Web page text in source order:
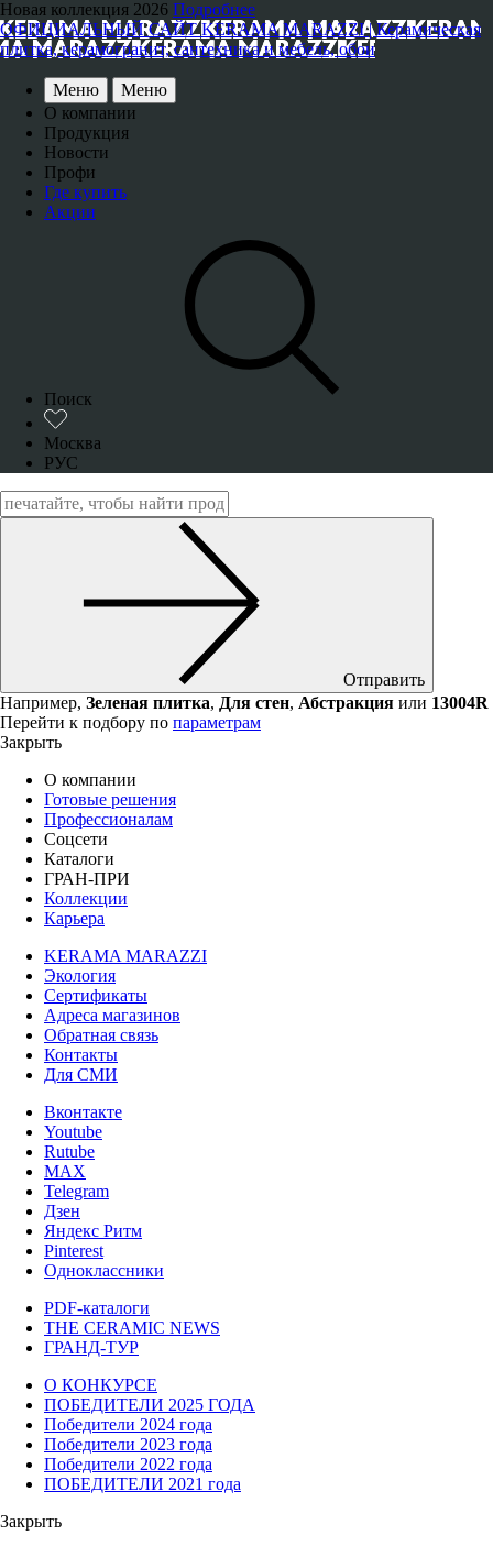
Новая коллекция 2026 Подробнее
ОФИЦИАЛЬНЫЙ САЙТ KERAMA MARAZZI | Керамическая
плитка, керамогранит, сантехника и мебель, обои
Меню
Меню
О компании
Продукция
Новости
Профи
Где купить
Акции
Поиск
Москва
РУС
Отправить
Например, Зеленая плитка, Для стен, Абстракция или 13004R
Перейти к подбору по параметрам
Закрыть
О компании
Готовые решения
Профессионалам
Соцсети
Каталоги
ГРАН-ПРИ
Коллекции
Карьера
KERAMA MARAZZI
Экология
Сертификаты
Адреса магазинов
Обратная связь
Контакты
Для СМИ
Вконтакте
Youtube
Rutube
MAX
Telegram
Дзен
Яндекс Ритм
Pinterest
Одноклассники
PDF-каталоги
THE CERAMIC NEWS
ГРАНД-ТУР
О КОНКУРСЕ
ПОБЕДИТЕЛИ 2025 ГОДА
Победители 2024 года
Победители 2023 года
Победители 2022 года
ПОБЕДИТЕЛИ 2021 года
Закрыть